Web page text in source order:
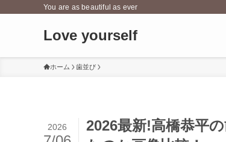
You are as beautiful as ever
Love yourself
ホーム 歯並び
2026最新!高橋恭平
2026